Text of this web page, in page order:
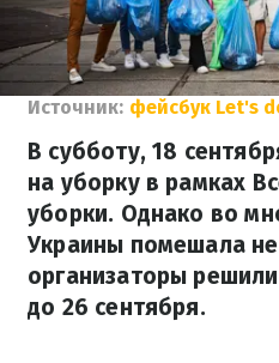
Источник: фейсбук Let's
В субботу, 18
на уборку в рамках
уборки. Однако во
Украины помешала
организаторы
до 26 сентября.